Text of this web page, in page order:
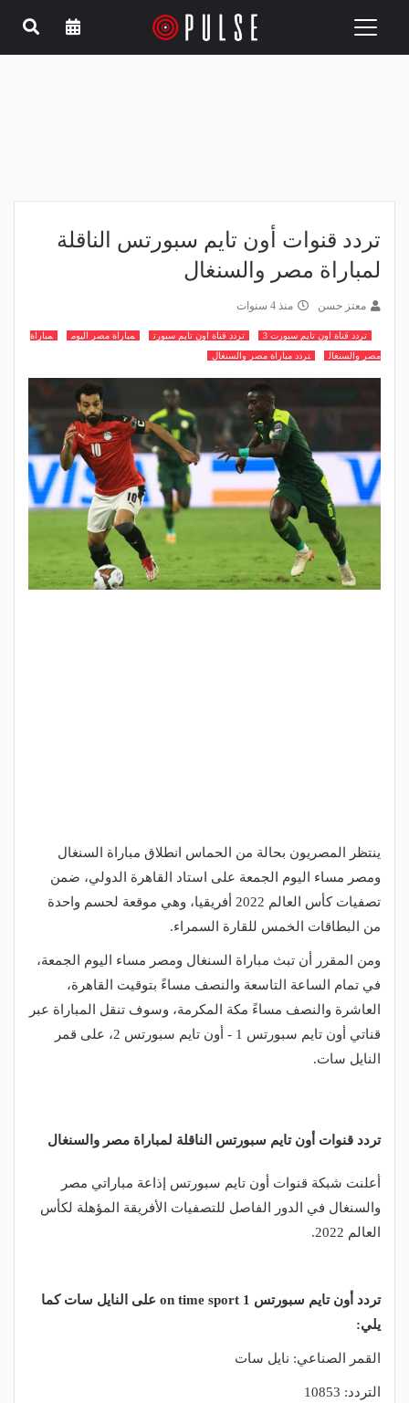
Toggle
تردد قنوات أون تايم سبورتس الناقلة
لمباراة مصر والسنغال
معتز حسن منذ 4 سنوات
تردد قناة اون تايم سبورت 3 تردد قناة اون تايم سبورت مباراة مصر اليوم
مباراة
مصر والسنغال
تردد مباراة مصر والسنغال
ينتظر المصريون بحالة من الحماس انطلاق مباراة السنغال
ومصر مساء اليوم الجمعة على استاد القاهرة الدولي، ضمن
تصفيات كأس العالم 2022 أفريقيا، وهي موقعة لحسم واحدة
من البطاقات الخمس للقارة السمراء.
ومن المقرر أن تبث مباراة السنغال ومصر مساء اليوم الجمعة،
في تمام الساعة التاسعة والنصف مساءً بتوقيت القاهرة،
العاشرة والنصف مساءً مكة المكرمة، وسوف تنقل المباراة عبر
قناتي أون تايم سبورتس 1 - أون تايم سبورتس 2، على قمر
النايل سات.
تردد قنوات أون تايم سبورتس الناقلة لمباراة مصر والسنغال
أعلنت شبكة قنوات أون تايم سبورتس إذاعة مباراتي مصر
والسنغال في الدور الفاصل للتصفيات الأفريقة المؤهلة لكأس
العالم 2022.
تردد أون تايم سبورتس on time sport 1 على النايل سات كما
يلي:
القمر الصناعي: نايل سات
التردد: 10853